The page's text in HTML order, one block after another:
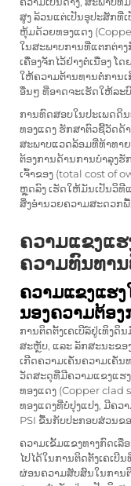
ສູງ ລ້ວນແຕ່ເປັນອຸປະສັກທີ່
ຫຸ້ມດ້ວຍທອງແດງ
ໃນສະພາບການທີ່ແຕກຕ່າ
ເຄື່ອງຈັກໄວ້ຢ່າງຕໍ່ເນື່ອງ
ໃຫ້ຄວາມຕ້ານທານຕໍ່ການ
ອື່ນໆ ທີ່ອາດຈະເຮັດໃຫ້ລະ
ການທົດສອບໃນປະເພດດິ
ທອງແດງ ຮັກສາຕົວຊີ້ວັດດ້
ສະພາບແວດລ້ອມທີ່ທ້າທາ
ຕ້ອງການດ້ານການບໍາລຸງ
ເຈົ້າຂອງ (total cost of
ຫຼຸດລົງ ເຮັດໃຫ້ມັນເປັນວິ
ສິ່ງອຳນວຍຄວາມສະດວກ
ຄວາມແຂງແຮ
ຄວາມທົນທາ
ຄວາມແຂງແຮ
ນອງຄວາມຕ້ອ
ການຕິດຕັ້ງເຄເບີລ໌ຢູ່ເທິງດິ
ສະຫຼັບ, ແລະ ລັກສະນະຂອ
ເກີດຄວາມເຄັ່ນຄວາມເຄັ່ນ
ວັດສະດຸທີ່ມີຄວາມແຂງແຮ
ທອງແດງ (Copper clad
ທອງແດງທີ່ບໍ່ປຸງແປງ, ມີຄວ
PSI ຂື້ນກັບປະກອບສ່ວນຂ
ຄວາມເຂັ້ມແຂງທາງກົດເລື
ໄປໄດ້ໃນການຕິດຕັ້ງເຄເບີ
ຜ່ອນຄວາມສັບສົນໃນການ